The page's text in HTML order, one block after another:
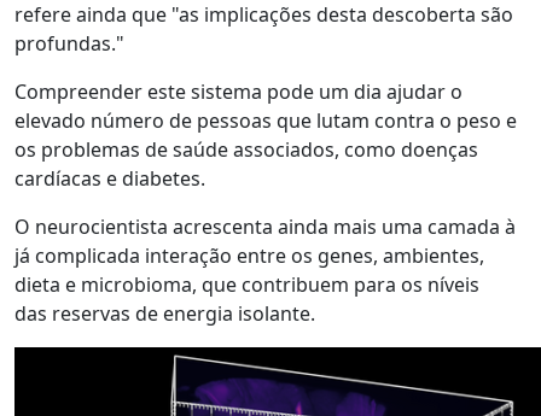
refere ainda que "as implicações desta descoberta são
profundas."
Compreender este sistema pode um dia ajudar o
elevado número de pessoas que lutam contra o peso e
os problemas de saúde associados, como doenças
cardíacas e diabetes.
O neurocientista acrescenta ainda mais uma camada à
já complicada interação entre os genes, ambientes,
dieta e microbioma, que contribuem para os níveis
das reservas de energia isolante.